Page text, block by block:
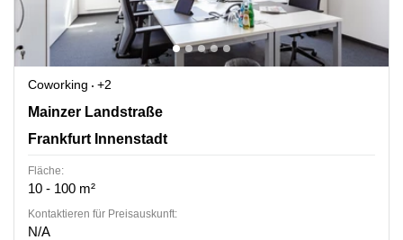
Coworking
+2
Mainzer Landstraße 69, Frankfurt Innenstadt
Mainzer Landstraße
Frankfurt Innenstadt
Fläche:
10 - 100 m²
Kontaktieren für Preisauskunft:
N/A